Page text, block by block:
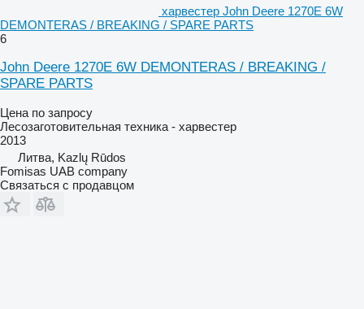
харвестер John Deere 1270E 6W
DEMONTERAS / BREAKING / SPARE PARTS
6
John Deere 1270E 6W DEMONTERAS / BREAKING /
SPARE PARTS
Цена по запросу
Лесозаготовительная техника - харвестер
2013
Литва, Kazlų Rūdos
Fomisas UAB company
Связаться с продавцом